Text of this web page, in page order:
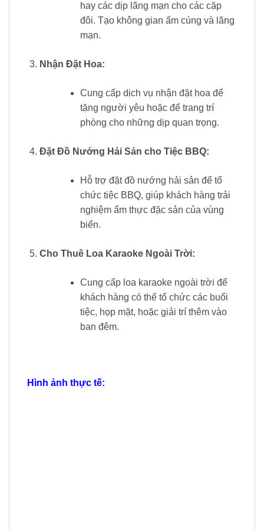
hay các dịp lãng mạn cho các cặp
đôi. Tạo không gian ấm cúng và lãng
mạn.
Nhận Đặt Hoa:
Cung cấp dịch vụ nhận đặt hoa để
tặng người yêu hoặc để trang trí
phòng cho những dịp quan trọng.
Đặt Đồ Nướng Hải Sản cho Tiệc BBQ:
Hỗ trợ đặt đồ nướng hải sản để tổ
chức tiệc BBQ, giúp khách hàng trải
nghiệm ẩm thực đặc sản của vùng
biển.
Cho Thuê Loa Karaoke Ngoài Trời:
Cung cấp loa karaoke ngoài trời để
khách hàng có thể tổ chức các buổi
tiệc, họp mặt, hoặc giải trí thêm vào
ban đêm.
Hình ảnh thực tế: